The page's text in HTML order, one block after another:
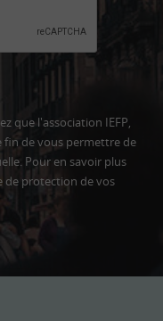
que l'association IEFP,
fin de vous permettre de
Pour en savoir plus
de protection de vos